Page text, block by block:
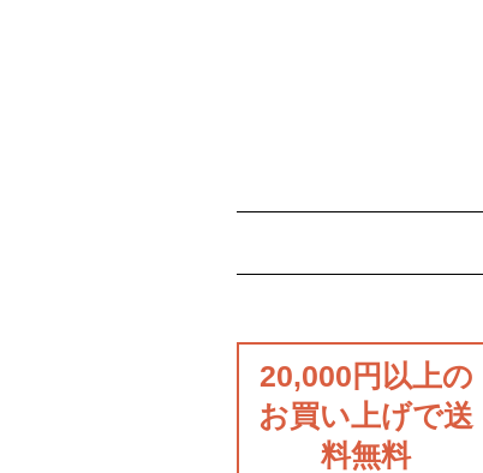
20,000円以上の
お買い上げで送
料無料